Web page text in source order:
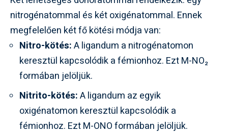
nitrogénatommal és két oxigénatommal. Ennek
megfelelően két fő kötési módja van:
Nitro-kötés:A ligandum a nitrogénatomon
keresztül kapcsolódik a fémionhoz. Ezt M-NO₂
formában jelöljük.
Nitrito-kötés:A ligandum az egyik
oxigénatomon keresztül kapcsolódik a
fémionhoz. Ezt M-ONO formában jelöljük.